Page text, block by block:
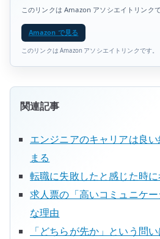
このリンクは Amazon アソシエイトリンクで
Amazon で見る
このリンクは Amazon アソシエイトリンクです。
関連記事
エンジニアのキャリアは良
まる
転職に失敗したと感じた時
求人票の「高いコミュニケ
な理由
「どちらが先か」という問